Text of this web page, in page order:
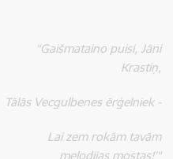
"Gaišmataino puisi, Jāni
Krastiņ,
Tālās Vecgulbenes ērģelniek -
Lai zem rokām tavām
melodijas mostas!’"